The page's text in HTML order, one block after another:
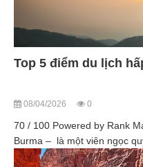
Top 5 điểm du lịch
08/04/2026 0
70 / 100 Powered by Rank
Burma – là một viên ngọc